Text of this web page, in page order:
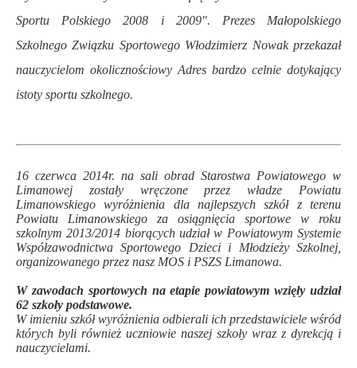
Sportu Polskiego 2008 i 2009". Prezes Małopolskiego
Szkolnego Związku Sportowego Włodzimierz Nowak przekazał
nauczycielom okolicznościowy Adres bardzo celnie dotykający
istoty sportu szkolnego.
16 czerwca 2014r. na sali obrad Starostwa Powiatowego w
Limanowej zostały wręczone przez władze Powiatu
Limanowskiego wyróżnienia dla najlepszych szkół z terenu
Powiatu Limanowskiego za osiągnięcia sportowe w roku
szkolnym 2013/2014 biorących udział w Powiatowym Systemie
Współzawodnictwa Sportowego Dzieci i Młodzieży Szkolnej,
organizowanego przez nasz MOS i PSZS Limanowa.
W zawodach sportowych na etapie powiatowym wzięły udział
62 szkoły podstawowe.
W imieniu szkół wyróżnienia odbierali ich przedstawiciele wśród
których byli również uczniowie naszej szkoły wraz z dyrekcją i
nauczycielami.